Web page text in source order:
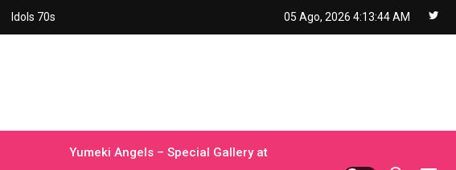
Idols 70s 05 Ago, 2026 4:13:46 AM
Yumeki Angels – Special Gallery at